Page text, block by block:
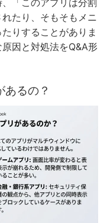
「このアプリは分割
たり、そもそもメニ
りすることがありま
因と対処法をQ&A形
るの？